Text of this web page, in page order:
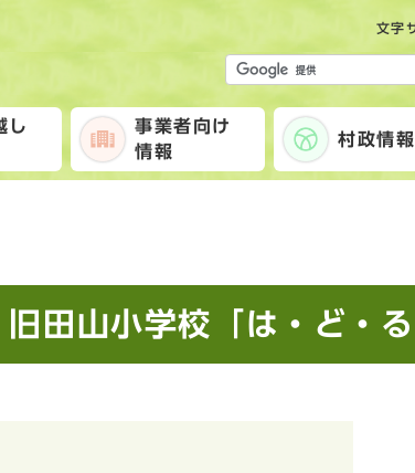
文字
し
事業者向け
情報
村政情報
田山小学校「は・ど・